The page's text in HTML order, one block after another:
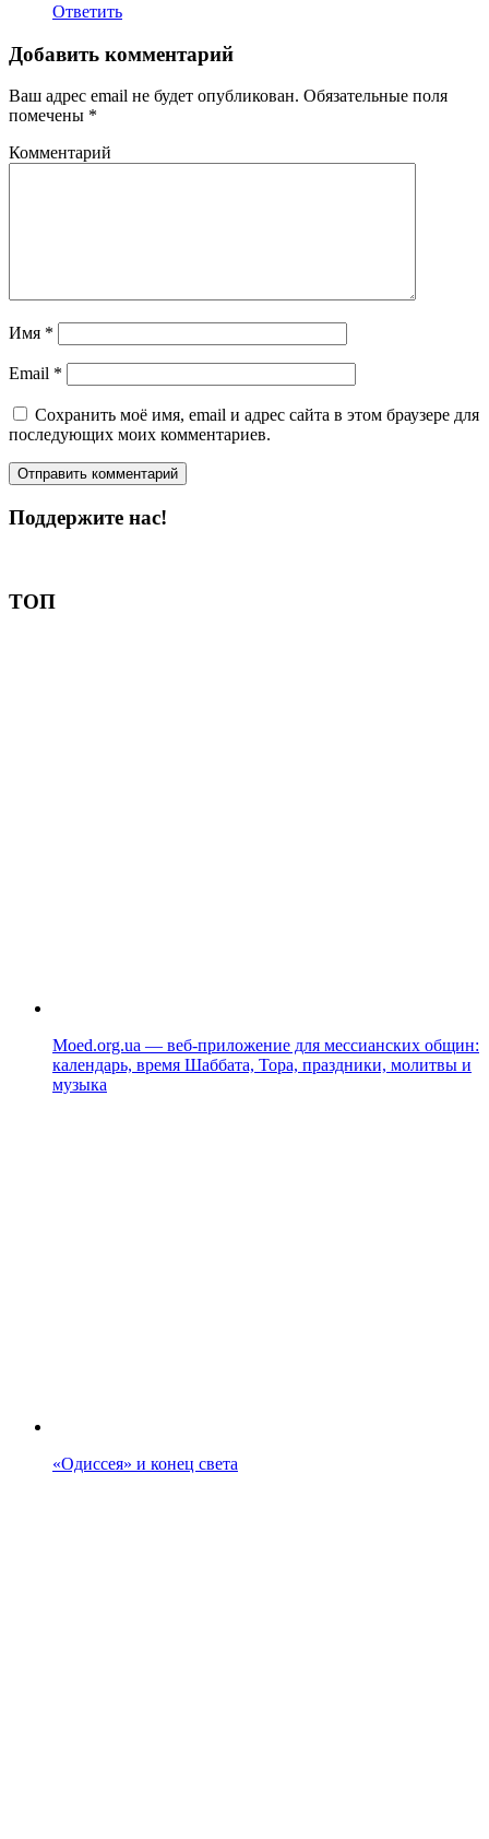
Ответить
Добавить комментарий
Ваш адрес email не будет опубликован. Обязательные поля
помечены *
Комментарий
Имя *
Email *
Сохранить моё имя, email и адрес сайта в этом браузере для
последующих моих комментариев.
Поддержите нас!
ТОП
Moed.org.ua — веб-приложение для мессианских общин:
календарь, время Шаббата, Тора, праздники, молитвы и
музыка
«Одиссея» и конец света